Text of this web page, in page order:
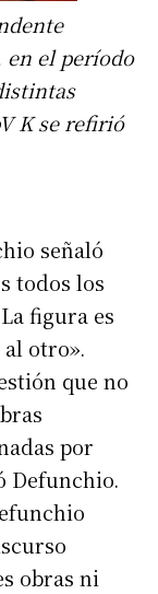
el período
K se refirió
señaló
todos los
figura es
otro».
que no
por
Defunchio.
obras ni